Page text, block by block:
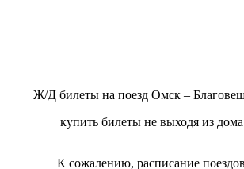
Ж/Д билеты на поезд Омск –
купить билеты не выходя из дома
К сожалению, расписание поездов